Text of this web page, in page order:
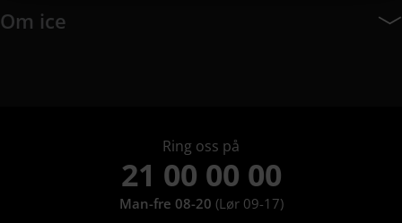
Om ice
Ring oss på
21 00 00 00
Man-fre 08-20 (Lør 09-17)